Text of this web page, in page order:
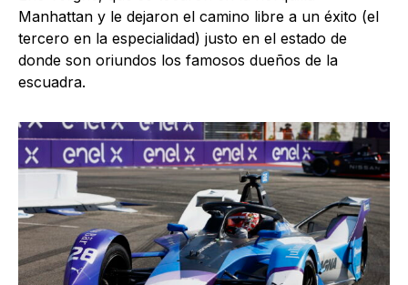
Manhattan y le dejaron el camino libre a un éxito (el
tercero en la especialidad) justo en el estado de
donde son oriundos los famosos dueños de la
escuadra.